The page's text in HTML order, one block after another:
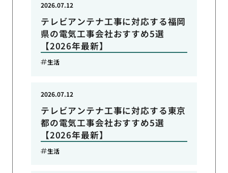
テレビアンテナ工事に対応する福岡
県の電気工事会社おすすめ5選
【2026年最新】
2026.07.12
生活
テレビアンテナ工事に対応する東京
都の電気工事会社おすすめ5選
【2026年最新】
2026.07.12
生活